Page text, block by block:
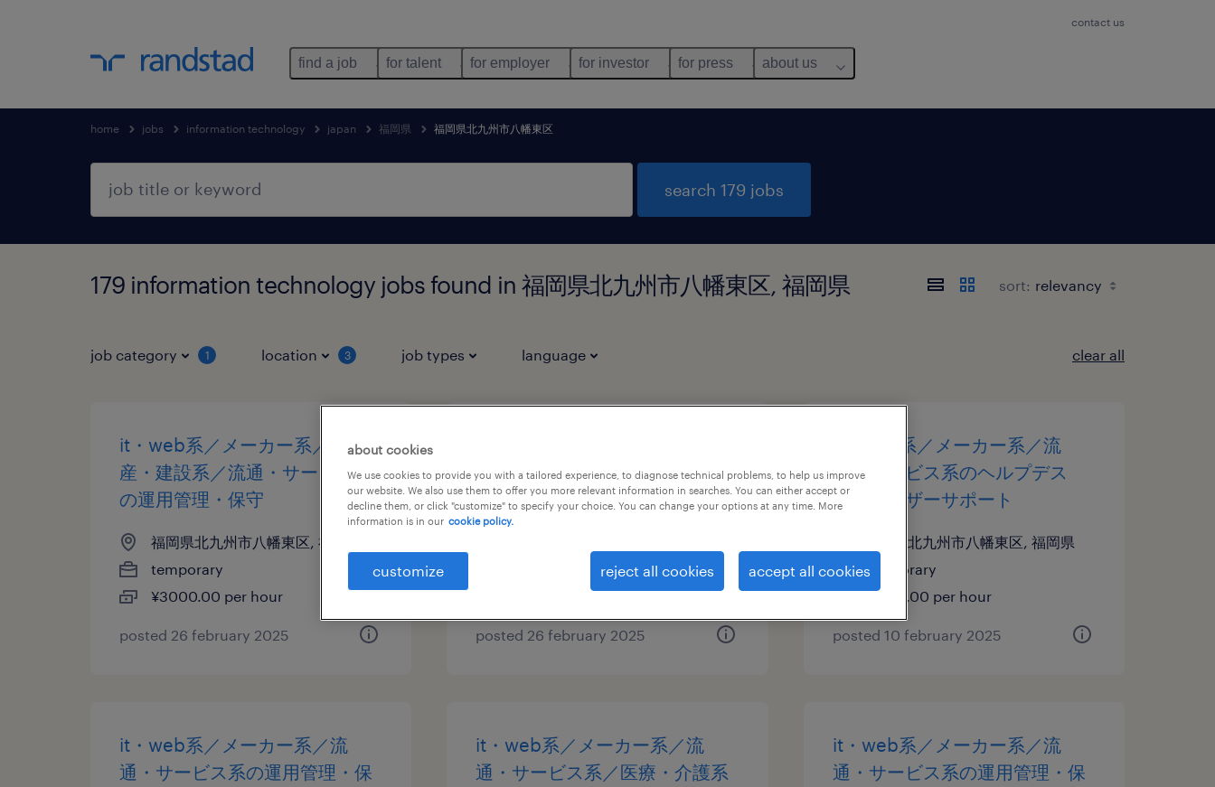
contact us
find a job for talent for employer for investor for press about us
home jobs information technology japan 福岡県 福岡県北九州市八幡東区
search 179 jobs
179 information technology jobs found in 福岡県北九州市八幡東区, 福岡県 sort:
job category 1 location 3 job types language clear all
it・web系／メーカー系／不動
産・建設系／流通・サービス系
の運用管理・保守
福岡県北九州市八幡東区, 福岡県
temporary
¥3000.00 per hour
posted 26 february 2025
通・サービス系の運用管理・保
守
¥2500.00 per hour
posted 26 february 2025
it・web系／メーカー系／流
通・サービス系のヘルプデス
ク・ユーザーサポート
福岡県北九州市八幡東区, 福岡県
temporary
¥1700.00 per hour
posted 10 february 2025
it・web系／メーカー系／流
通・サービス系の運用管理・保
it・web系／メーカー系／流
通・サービス系／医療・介護系
it・web系／メーカー系／流
通・サービス系の運用管理・保
about cookies
We use cookies to provide you with a tailored experience, to diagnose technical problems, to help us improve
our website. We also use them to offer you more relevant information in searches. You can either accept or
decline them, or click "customize" to specify your choice. You can change your options at any time. More
information is in our cookie policy.
customize reject all cookies accept all cookies